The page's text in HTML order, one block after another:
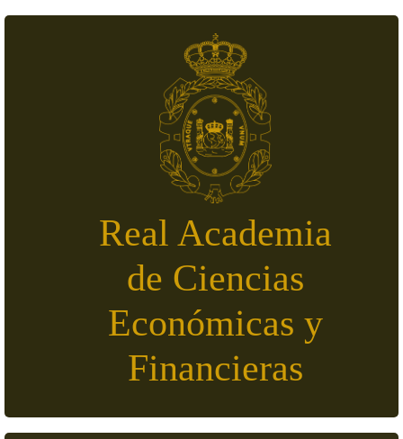
Real Academia
de Ciencias
Económicas y
Financieras